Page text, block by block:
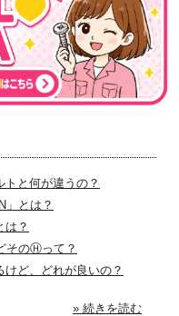
と何が違うの？
」とは？
は？
そのⒽって？
ど、どれが良いの？
» 続きを読む